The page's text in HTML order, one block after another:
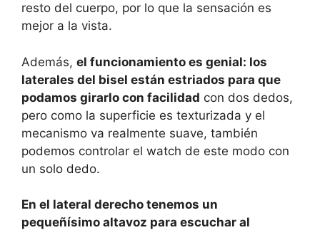
resto del cuerpo, por lo que la sensación es
mejor a la vista.
Además, el funcionamiento es genial: los
laterales del bisel están estriados para que
podamos girarlo con facilidad con dos dedos,
pero como la superficie es texturizada y el
mecanismo va realmente suave, también
podemos controlar el watch de este modo con
un solo dedo.
En el lateral derecho tenemos un
pequeñísimo altavoz para escuchar al